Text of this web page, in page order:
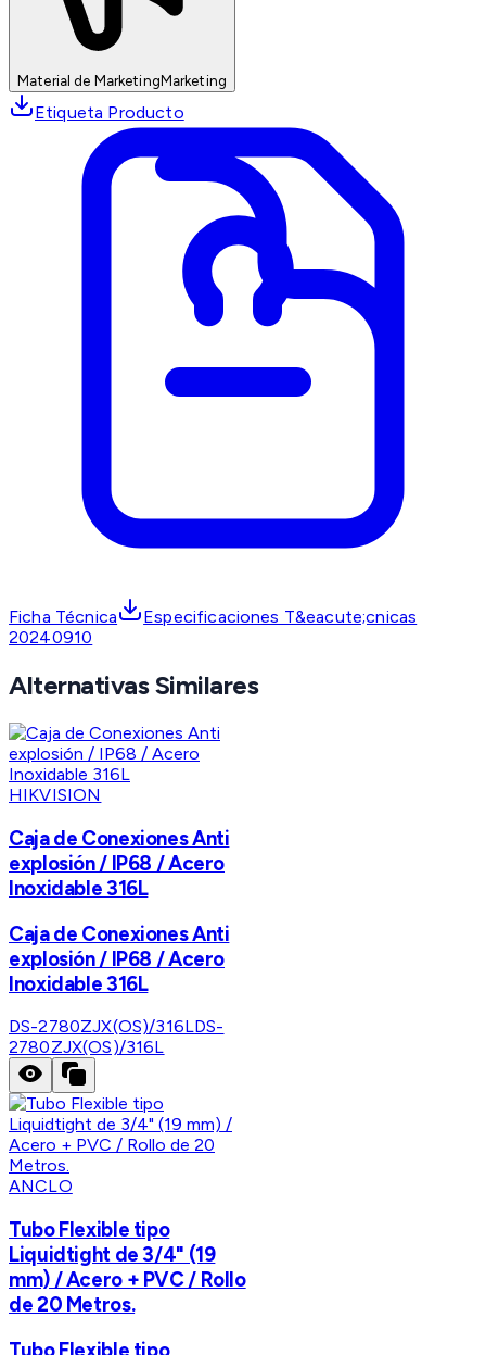
Material de MarketingMarketing
Etiqueta Producto
Ficha Técnica
Especificaciones T&eacute;cnicas
20240910
Alternativas Similares
HIKVISION
Caja de Conexiones Anti
explosión / IP68 / Acero
Inoxidable 316L
Caja de Conexiones Anti
explosión / IP68 / Acero
Inoxidable 316L
DS-2780ZJX(OS)/316LDS-
2780ZJX(OS)/316L
ANCLO
Tubo Flexible tipo
Liquidtight de 3/4" (19
mm) / Acero + PVC / Rollo
de 20 Metros.
Tubo Flexible tipo